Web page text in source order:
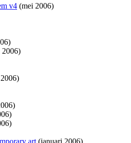
v4 (mei 2006)
2006)